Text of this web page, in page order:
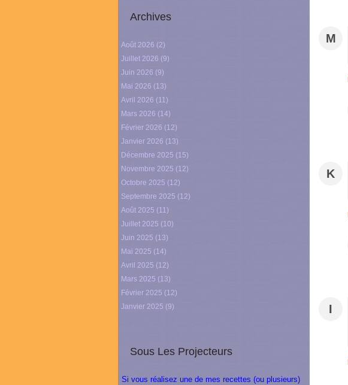
Archives
Août 2026 (2)
Juillet 2026 (9)
Juin 2026 (9)
Mai 2026 (13)
Avril 2026 (11)
Mars 2026 (14)
Février 2026 (12)
Janvier 2026 (13)
Décembre 2025 (15)
Novembre 2025 (12)
Octobre 2025 (12)
Septembre 2025 (12)
Août 2025 (11)
Juillet 2025 (10)
Juin 2025 (13)
Mai 2025 (14)
Avril 2025 (12)
Mars 2025 (13)
Février 2025 (12)
Janvier 2025 (9)
Sous Les Projecteurs
Si vous réalisez une de mes recettes (ou plusieurs)
M
K
I